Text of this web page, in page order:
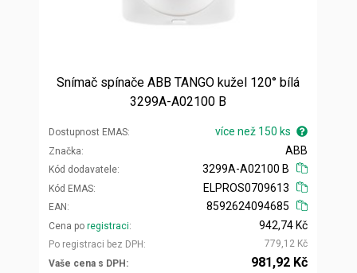
Snímač spínače ABB TANGO kužel 120° bílá
3299A-A02100 B
Dostupnost EMAS více než 150 ks
Značka
Kód dodavatele
ABB
3299A-A02100 B
Kód EMAS
EAN
ELPROS0709613
8592624094685
Cena po registraci
Po registraci bez DPH
942,74 Kč
779,12 Kč
Vaše cena s DPH
981,92 Kč